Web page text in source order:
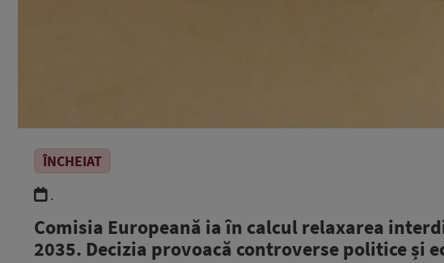
ÎNCHEIAT
.
Comisia Europeană ia în calcul relaxarea
2035. Decizia provoacă controverse politice și